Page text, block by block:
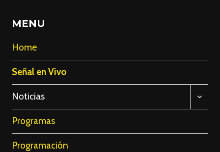
MENU
Home
Señal en Vivo
Noticias
HIJO
Programas
Programación